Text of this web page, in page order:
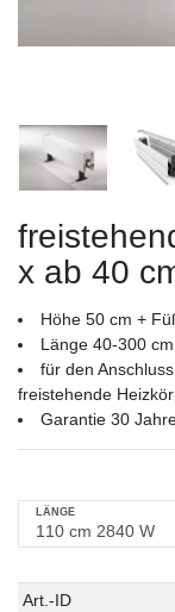
x ab 40
Höhe 50 cm +
Länge 40-300
für den
freistehende
Garantie 30
LÄNGE
Technisches
Wert
Art.-ID